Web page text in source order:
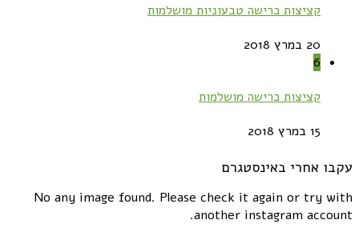
קציצות כרישה טבעוניות מושלמות
20 במרץ 2018
6
קציצות כרישה מושלמות
15 במרץ 2018
עקבו אחרי באינסטגרם
No any image found. Please check it again or try with
another instagram account.